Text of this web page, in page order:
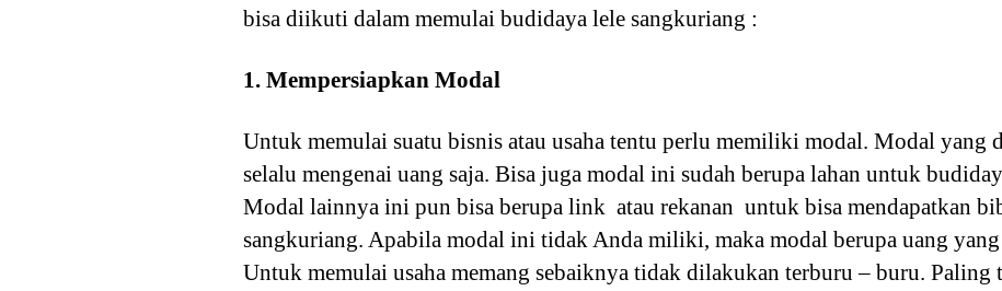
bisa diikuti dalam memulai budidaya lele sangkuriang :
1. Mempersiapkan Modal
Untuk memulai suatu bisnis atau usaha tentu perlu memiliki modal. Modal
selalu mengenai uang saja. Bisa juga modal ini sudah berupa lahan untuk
Modal lainnya ini pun bisa berupa link atau rekanan untuk bisa mendapatkan
sangkuriang. Apabila modal ini tidak Anda miliki, maka modal berupa uang
Untuk memulai usaha memang sebaiknya tidak dilakukan terburu – buru. Paling